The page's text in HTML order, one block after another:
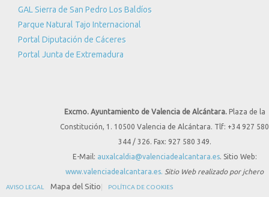
GAL Sierra de San Pedro Los Baldíos
Parque Natural Tajo Internacional
Portal Diputación de Cáceres
Portal Junta de Extremadura
Excmo. Ayuntamiento de Valencia de Alcántara. Plaza de la
Constitución, 1. 10500 Valencia de Alcántara. Tlf: +34 927 580
344 / 326. Fax: 927 580 349.
E-Mail: auxalcaldia@valenciadealcantara.es. Sitio Web:
www.valenciadealcantara.es.
Sitio Web realizado por jchero
AVISO LEGAL Mapa del Sitio POLÍTICA DE COOKIES